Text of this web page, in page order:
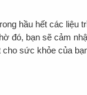
hầu hết các liệu
đó, bạn sẽ cảm
cho sức khỏe của